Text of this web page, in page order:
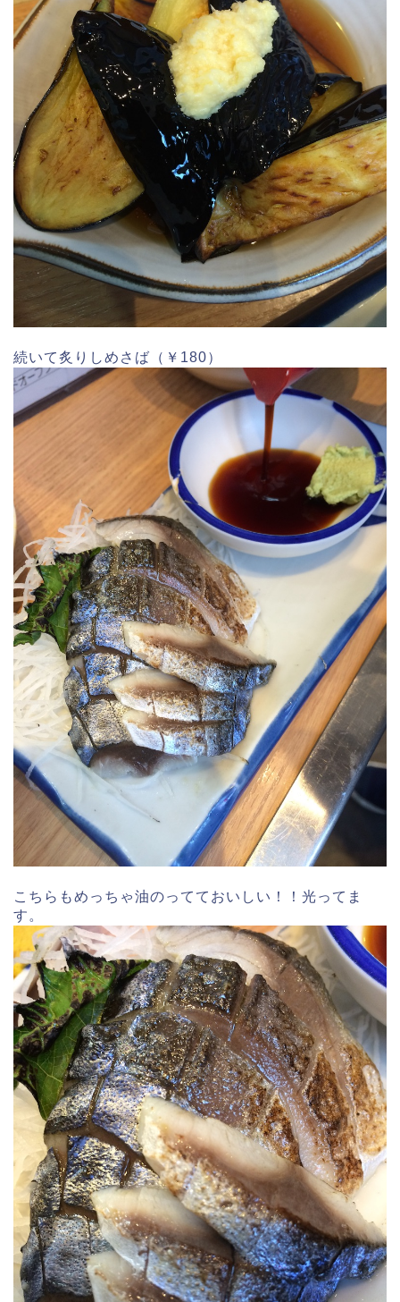
続いて炙りしめさば（￥180）
こちらもめっちゃ油のってておいしい！！光ってま
す。